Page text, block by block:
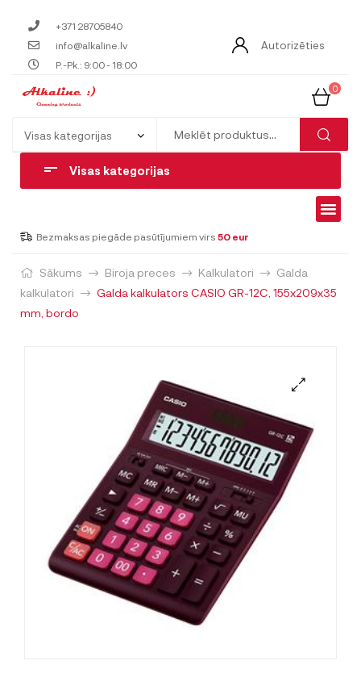
+371 28705840
info@alkaline.lv
P.-Pk.: 9:00 - 18:00
Autorizēties
0
Visas kategorijas
Bezmaksas piegāde pasūtījumiem virs 50 eur
Sākums Biroja preces Kalkulatori
Galda
kalkulatori
Galda kalkulators CASIO GR-12C, 155x209x35
mm, bordo